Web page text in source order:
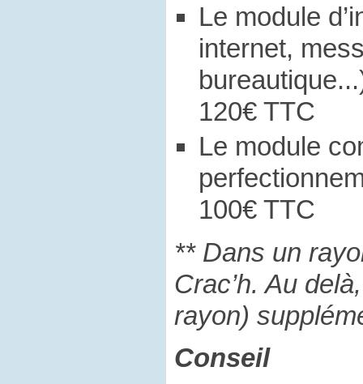
Le module
internet,
120€ TTC
Le module
100€ TTC
** Dans un
Crac’h. Au
rayon)
Conseil